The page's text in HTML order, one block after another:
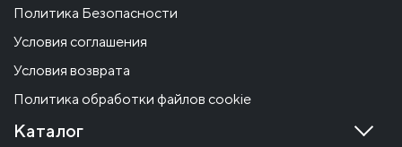
Политика Безопасности
Условия соглашения
Условия возврата
Политика обработки файлов cookie
Каталог